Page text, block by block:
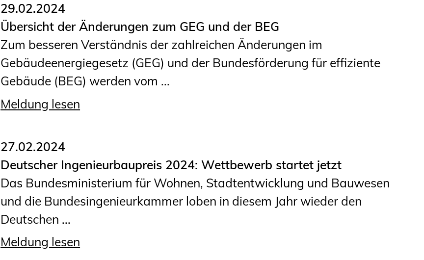
Staatlich anerkannte
Sachverständige
Öffentlich bestellte und
vereidigte Sachverständige
Prüfsachverständige
Qualifizierte Tragwerksplaner/-
Bauvorlageberechtigte
Sachkundige für Zustands- und
Funktionsprüfung privater
Abwasserleitungen
Vereinbarungen mit
Ingenieurkammern
Büronachfolge
Presse
Kontakt und Anfahrt
Impressum
29.02.2024
Übersicht der Änderungen zum GEG und der BEG
Zum besseren Verständnis der zahlreichen Änderungen im
Gebäudeenergiegesetz (GEG) und der Bundesförderung für effiziente
Gebäude (BEG) werden vom ...
Meldung lesen
27.02.2024
Deutscher Ingenieurbaupreis 2024: Wettbewerb startet jetzt
Das Bundesministerium für Wohnen, Stadtentwicklung und Bauwesen
und die Bundesingenieurkammer loben in diesem Jahr wieder den
Deutschen ...
Meldung lesen